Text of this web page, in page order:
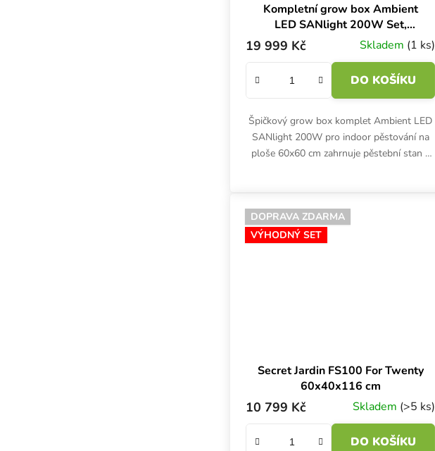
Kompletní grow box Ambient
LED SANlight 200W Set,
60x60x160 cmSkladem (1 ks)
19 999 Kč
DO KOŠÍKU
Špičkový grow box komplet Ambient LED
SANlight 200W pro indoor pěstování na
ploše 60x60 cm zahrnuje pěstební stan s
DOPRAVA ZDARMA
VÝHODNÝ SET
Secret Jardin FS100 For Twenty
60x40x116 cm
Skladem (>5 ks)
10 799 Kč
DO KOŠÍKU